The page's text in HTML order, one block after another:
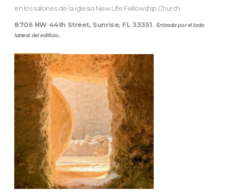
en los salones de la iglesia New Life Fellowship Church
8706 NW 44th Street, Sunrise, FL 33351. Entrada por el lado
lateral del edificio.